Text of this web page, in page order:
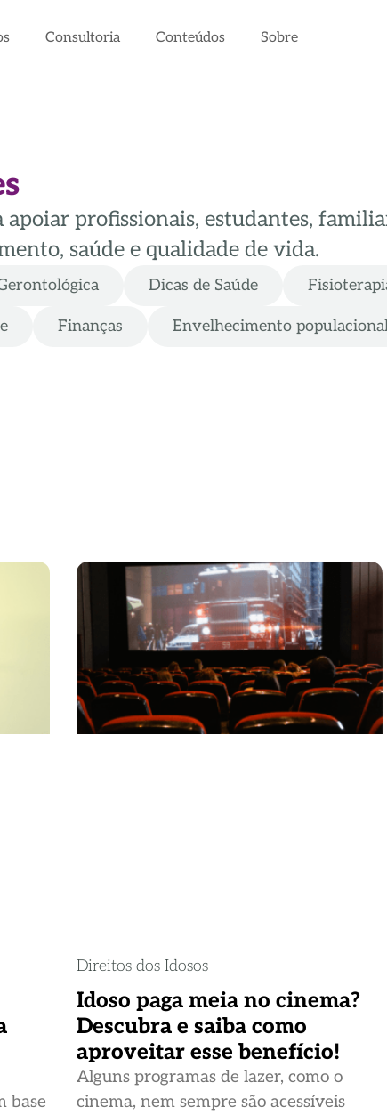
Consultoria Conteúdos Sobre
profissionais, estudantes,
saúde e qualidade de vida.
Dicas de Saúde
Finanças Envelhecimento
base
Direitos dos Idosos
Idoso paga meia no cinema?
Descubra e saiba como
aproveitar esse benefício!
Alguns programas de lazer, como o
cinema, nem sempre são acessíveis